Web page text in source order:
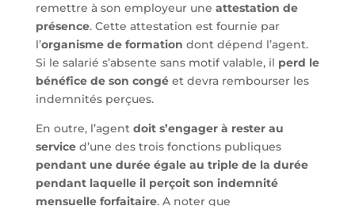
remettre à son employeur une attestation de
présence. Cette attestation est fournie par
l’organisme de formation dont dépend l’agent.
Si le salarié s’absente sans motif valable, il perd le
bénéfice de son congéet devra rembourser les
indemnités perçues.
En outre, l’agent doit s’engager à rester au
serviced’une des trois fonctions publiques
pendant une durée égale au triple de la durée
pendant laquelle il perçoit son indemnité
mensuelle forfaitaire. A noter que